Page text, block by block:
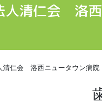
人清仁会 洛
清仁会 洛西ニュータウン病